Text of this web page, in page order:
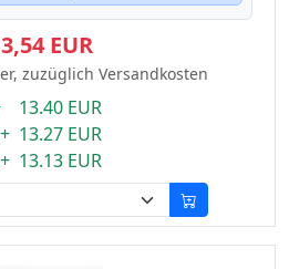
EUR
zuzüglich Versandkosten
13.40 EUR
13.27 EUR
13.13 EUR